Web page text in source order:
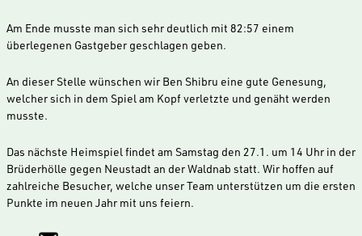
Am Ende musste man sich sehr deutlich mit 82:57 einem
überlegenen Gastgeber geschlagen geben.
An dieser Stelle wünschen wir Ben Shibru eine gute Genesung,
welcher sich in dem Spiel am Kopf verletzte und genäht werden
musste.
Das nächste Heimspiel findet am Samstag den 27.1. um 14 Uhr in der
Brüderhölle gegen Neustadt an der Waldnab statt. Wir hoffen auf
zahlreiche Besucher, welche unser Team unterstützen um die ersten
Punkte im neuen Jahr mit uns feiern.